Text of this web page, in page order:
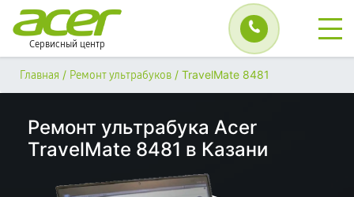
Сервисный центр
Главная / Ремонт ультрабуков / TravelMate 8481
Ремонт ультрабука Acer
TravelMate 8481 в Казани